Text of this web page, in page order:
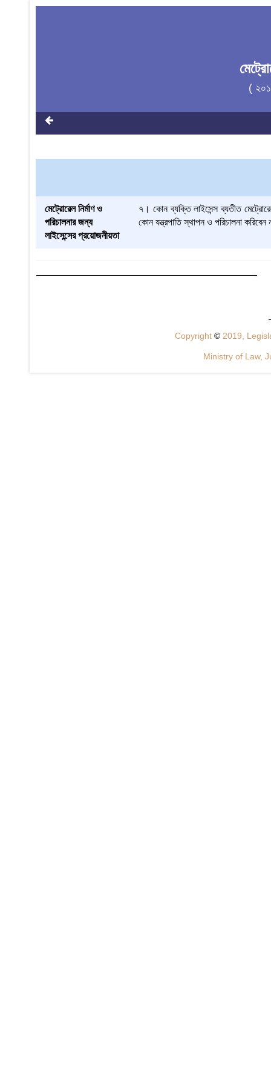
(
মেট্রোরেল নির্মাণ ও
পরিচালনার জন্য
লাইসেন্সের প্রয়োজনীয়তা
৭। কোন ব্যক্তি লাইসেন্স ব্যতীত মেট্রোরেল
কোন যন্ত্রপাতি স্থাপন ও পরিচালনা করিবেন
Copyright © 2019,
Ministry of Law,